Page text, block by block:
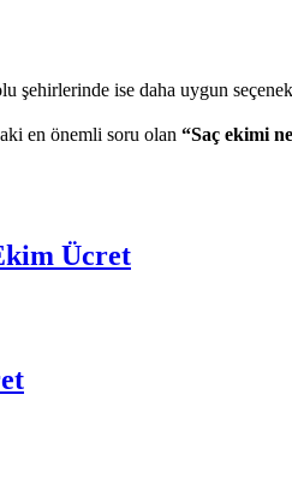
ise daha uygun
en önemli soru olan “Saç ekimi
Ücret